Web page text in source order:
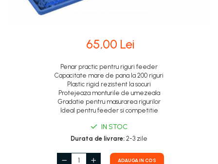
65,00 Lei
Penar practic pentru riguri feeder
Capacitate mare de pana la 200 riguri
Plastic rigid rezistent la socuri
Protejeaza monturile de umezeala
Gradatie pentru masurarea rigurilor
Ideal pentru feeder si competitie
IN STOC
Durata de livrare: 2-3 zile
ADAUGA IN COS